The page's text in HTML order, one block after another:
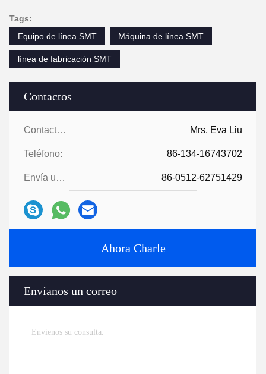
Contactos
Contactos: Mrs. Eva Liu
Teléfono: 86-134-16743702
Envía un fax.: 86-0512-62751429
Ahora Charle
Envíanos un correo
Tags:
Equipo de línea SMT
Máquina de línea SMT
línea de fabricación SMT